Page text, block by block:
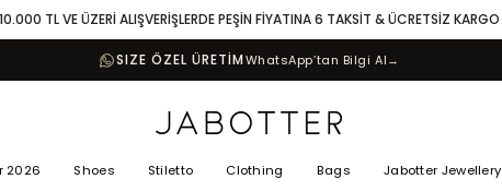
10.000 TL VE ÜZERİ ALIŞVERİŞLERDE PEŞİN FİYATINA 6 TAKSİT & ÜCRETSİZ KARGO
SIZE ÖZEL ÜRETİMWhatsApp’tan Bilgi Al→
2026 Shoes Stiletto Clothing Bags Jabotter Jewellery